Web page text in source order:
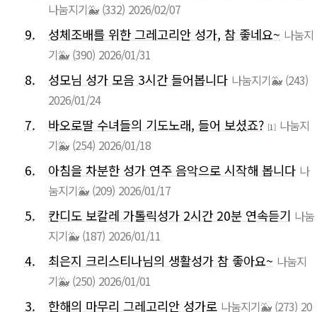
나눔지기🐳 (332) 2026/02/07
9. 성체조배를 위한 그레고리안 성가, 참 좋네요~ 나눔지
기🐳 (390) 2026/01/31
8. 성모님 성가 모음 3시간 들어봅니다 나눔지기🐳 (243)
2026/01/24
7. 바오로딸 수녀들의 기도노래, 들어 보셨죠? [1] 나눔지
기🐳 (254) 2026/01/18
6. 아침을 차분한 성가 연주 음악으로 시작해 봅니다 나
눔지기🐳 (209) 2026/01/17
5. 칸디도 보칼레 가톨릭성가 2시간 20분 연속듣기 나눔
지기🐳 (187) 2026/01/11
4. 최은지 크리스티나님의 생활성가 참 좋아요~ 나눔지
기🐳 (250) 2026/01/01
3. 한해의 마무리 그레고리안 성가로 나눔지기🐳 (273) 20